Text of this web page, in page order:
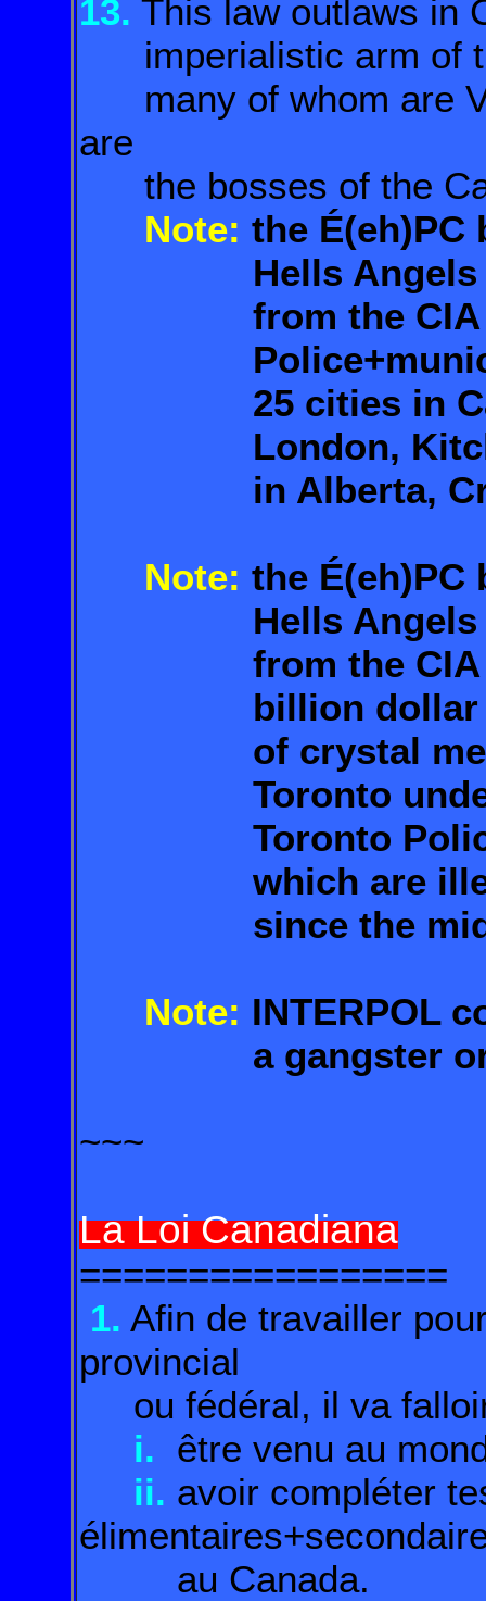
13. This law outlaws in
imperialistic arm of
many of whom are
are
the bosses of the
Note: the É(eh)PC
Hells Angels
from the CIA
25 cities in
London,
in Alberta,
Note: the É(eh)PC
Hells Angels
from the CIA
billion dollar
of crystal
Toronto under
Toronto Police
which are illegal
since the mid-
Note: INTERPOL
a gangster
~~~
La Loi Canadiana
=================
1. Afin de travailler
provincial
ou fédéral, il va
i. être venu au
ii. avoir compléter
au Canada.